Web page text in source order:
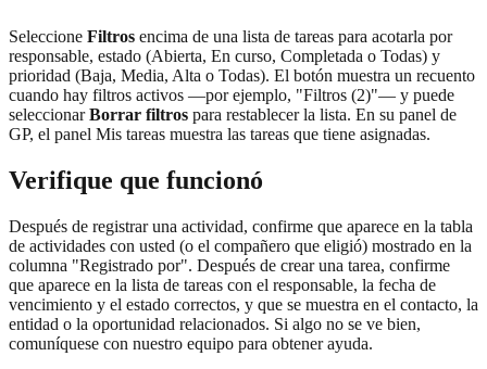
Seleccione Filtros encima de una lista de tareas para acotarla por
responsable, estado (Abierta, En curso, Completada o Todas) y
prioridad (Baja, Media, Alta o Todas). El botón muestra un recuento
cuando hay filtros activos —por ejemplo, "Filtros (2)"— y puede
seleccionarBorrar filtros para restablecer la lista. En su panel de
GP, el panel Mis tareas muestra las tareas que tiene asignadas.
Verifique que funcionó
Después de registrar una actividad, confirme que aparece en la tabla
de actividades con usted (o el compañero que eligió) mostrado en la
columna "Registrado por". Después de crear una tarea, confirme
que aparece en la lista de tareas con el responsable, la fecha de
vencimiento y el estado correctos, y que se muestra en el contacto, la
entidad o la oportunidad relacionados. Si algo no se ve bien,
comuníquese con nuestro equipo para obtener ayuda.